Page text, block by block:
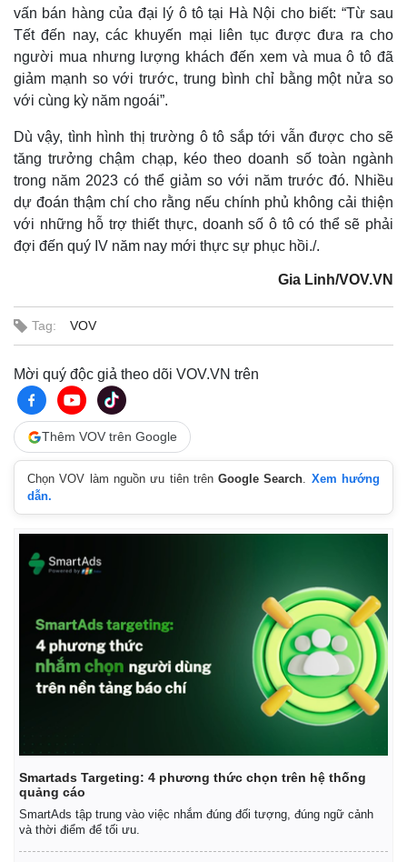
Pháp luật
Vụ án
Tin nóng
Tư vấn luật
Quân sự - Quốc phòng
Vũ khí
vấn bán hàng của đại lý ô tô tại Hà Nội cho biết: “Từ sau
Tết đến nay, các khuyến mại liên tục được đưa ra cho
người mua nhưng lượng khách đến xem và mua ô tô đã
giảm mạnh so với trước, trung bình chỉ bằng một nửa so
với cùng kỳ năm ngoái”.
Dù vậy, tình hình thị trường ô tô sắp tới vẫn được cho sẽ
tăng trưởng chậm chạp, kéo theo doanh số toàn ngành
trong năm 2023 có thể giảm so với năm trước đó. Nhiều
dự đoán thậm chí cho rằng nếu chính phủ không cải thiện
với những hỗ trợ thiết thực, doanh số ô tô có thể sẽ phải
đợi đến quý IV năm nay mới thực sự phục hồi./.
Gia Linh/VOV.VN
Tag: VOV
Mời quý độc giả theo dõi VOV.VN trên
Thêm VOV trên Google
Chọn VOV làm nguồn ưu tiên trênGoogle Search. Xem hướng
dẫn.
Smartads Targeting: 4 phương thức chọn trên hệ thống
quảng cáo
SmartAds tập trung vào việc nhắm đúng đối tượng, đúng ngữ cảnh
và thời điểm để tối ưu.